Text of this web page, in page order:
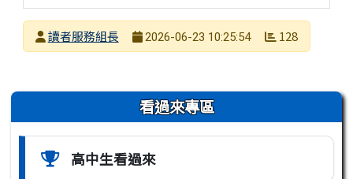
發布者
讀者服務組長
2026-06-23 10:25:54 128
左邊區域內容 看過來專區
高中生看過來